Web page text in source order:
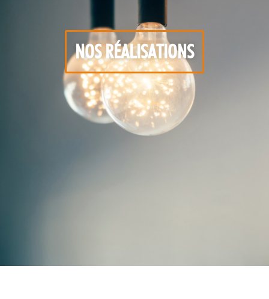
NOS RÉALISATIONS